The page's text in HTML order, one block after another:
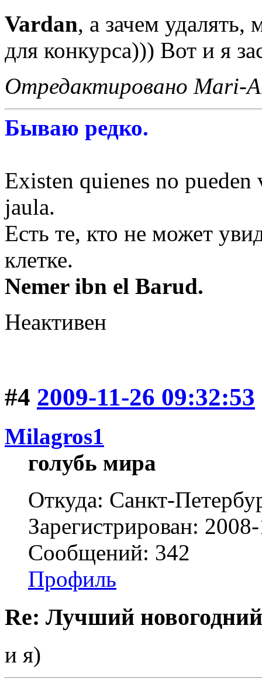
Vardan, а зачем удалять,
для конкурса))) Вот и я
Отредактировано Mari-
Бываю редко.
Existen quienes no
jaula.
Есть те, кто не может
клетке.
Nemer ibn el Barud.
Неактивен
#4 2009-11-26 09:32:53
Milagros1
голубь мира
Откуда: Санкт-
Зарегистрирован:
Сообщений: 342
Профиль
Re: Лучший
и я)